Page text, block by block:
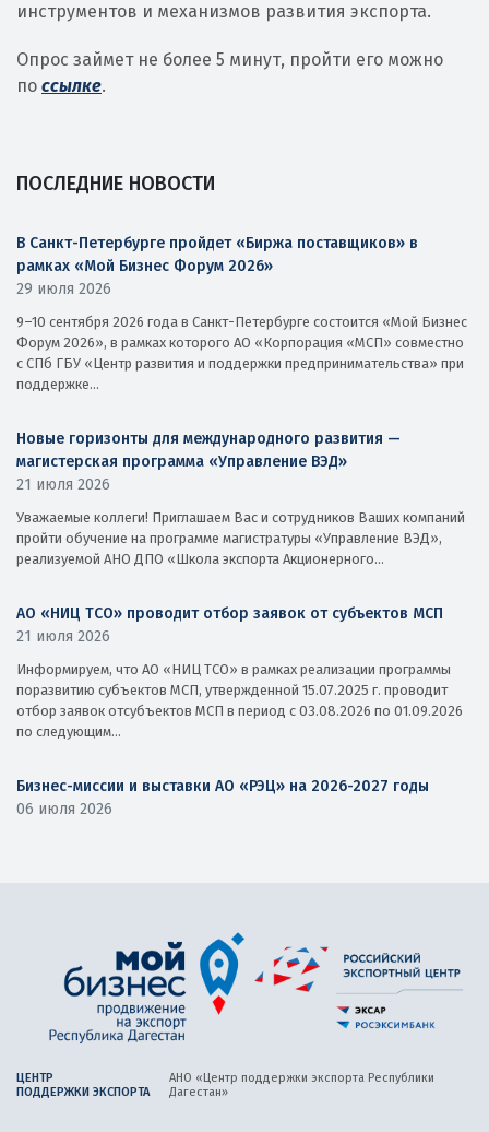
инструментов и механизмов развития экспорта.
Опрос займет не более 5 минут, пройти его можно
по ссылке.
ПОСЛЕДНИЕ НОВОСТИ
В Санкт-Петербурге пройдет «Биржа поставщиков» в
рамках «Мой Бизнес Форум 2026»
29 июля 2026
9–10 сентября 2026 года в Санкт-Петербурге состоится «Мой Бизнес
Форум 2026», в рамках которого АО «Корпорация «МСП» совместно
с СПб ГБУ «Центр развития и поддержки предпринимательства» при
поддержке...
Новые горизонты для международного развития —
магистерская программа «Управление ВЭД»
21 июля 2026
Уважаемые коллеги! Приглашаем Вас и сотрудников Ваших компаний
пройти обучение на программе магистратуры «Управление ВЭД»,
реализуемой АНО ДПО «Школа экспорта Акционерного...
АО «НИЦ ТСО» проводит отбор заявок от субъектов МСП
21 июля 2026
Информируем, что АО «НИЦ ТСО» в рамках реализации программы
поразвитию субъектов МСП, утвержденной 15.07.2025 г. проводит
отбор заявок отсубъектов МСП в период с 03.08.2026 по 01.09.2026
по следующим...
Бизнес-миссии и выставки АО «РЭЦ» на 2026-2027 годы
06 июля 2026
ЦЕНТР
ПОДДЕРЖКИ ЭКСПОРТА
АНО «Центр поддержки экспорта Республики
Дагестан»